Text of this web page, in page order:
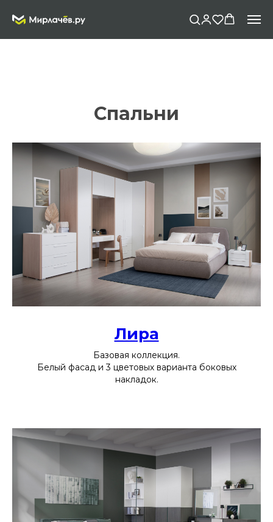
Спальни
Лира
Базовая коллекция.
Белый фасад и 3 цветовых варианта боковых
накладок.